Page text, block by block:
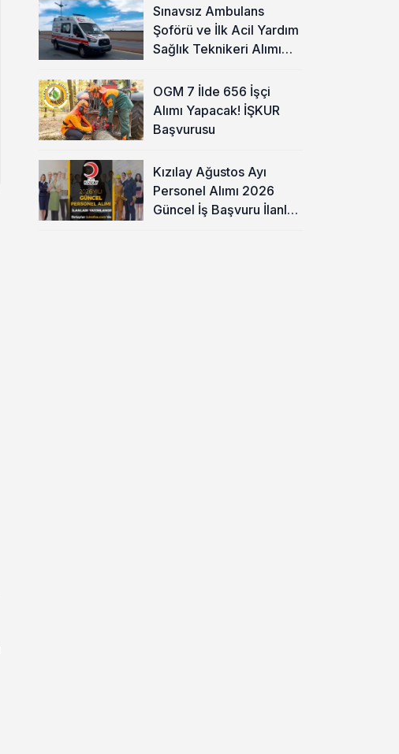
Sınavsız Ambulans
Şoförü ve İlk Acil Yardım
Sağlık Teknikeri Alımı
OGM 7 İlde 656 İşçi
Alımı Yapacak! İŞKUR
Başvurusu
Kızılay Ağustos Ayı
Personel Alımı 2026
Güncel İş Başvuru İlanları